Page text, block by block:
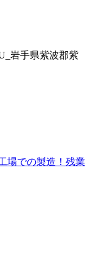
岩手県紫波郡紫
場での製造！残業